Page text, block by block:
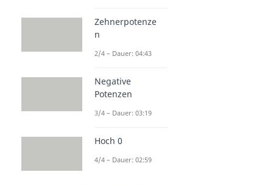
Zehnerpotenze
n
2/4 – Dauer: 04:43
Negative
Potenzen
3/4 – Dauer: 03:19
Hoch 0
4/4 – Dauer: 02:59